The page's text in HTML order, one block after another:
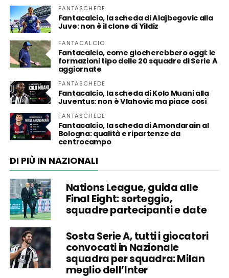
FANTASCHEDE
Fantacalcio, la scheda di Alajbegovic alla
Juve: non è il clone di Yildiz
FANTACALCIO
Fantacalcio, come giocherebbero oggi: le
formazioni tipo delle 20 squadre di Serie A
aggiornate
FANTASCHEDE
Fantacalcio, la scheda di Kolo Muani alla
Juventus: non è Vlahovic ma piace così
FANTASCHEDE
Fantacalcio, la scheda di Amondarain al
Bologna: qualità e ripartenze da
centrocampo
DI PIÙ IN NAZIONALI
Nations League, guida alle
Final Eight: sorteggio,
squadre partecipanti e date
Sosta Serie A, tutti i giocatori
convocati in Nazionale
squadra per squadra: Milan
meglio dell’Inter